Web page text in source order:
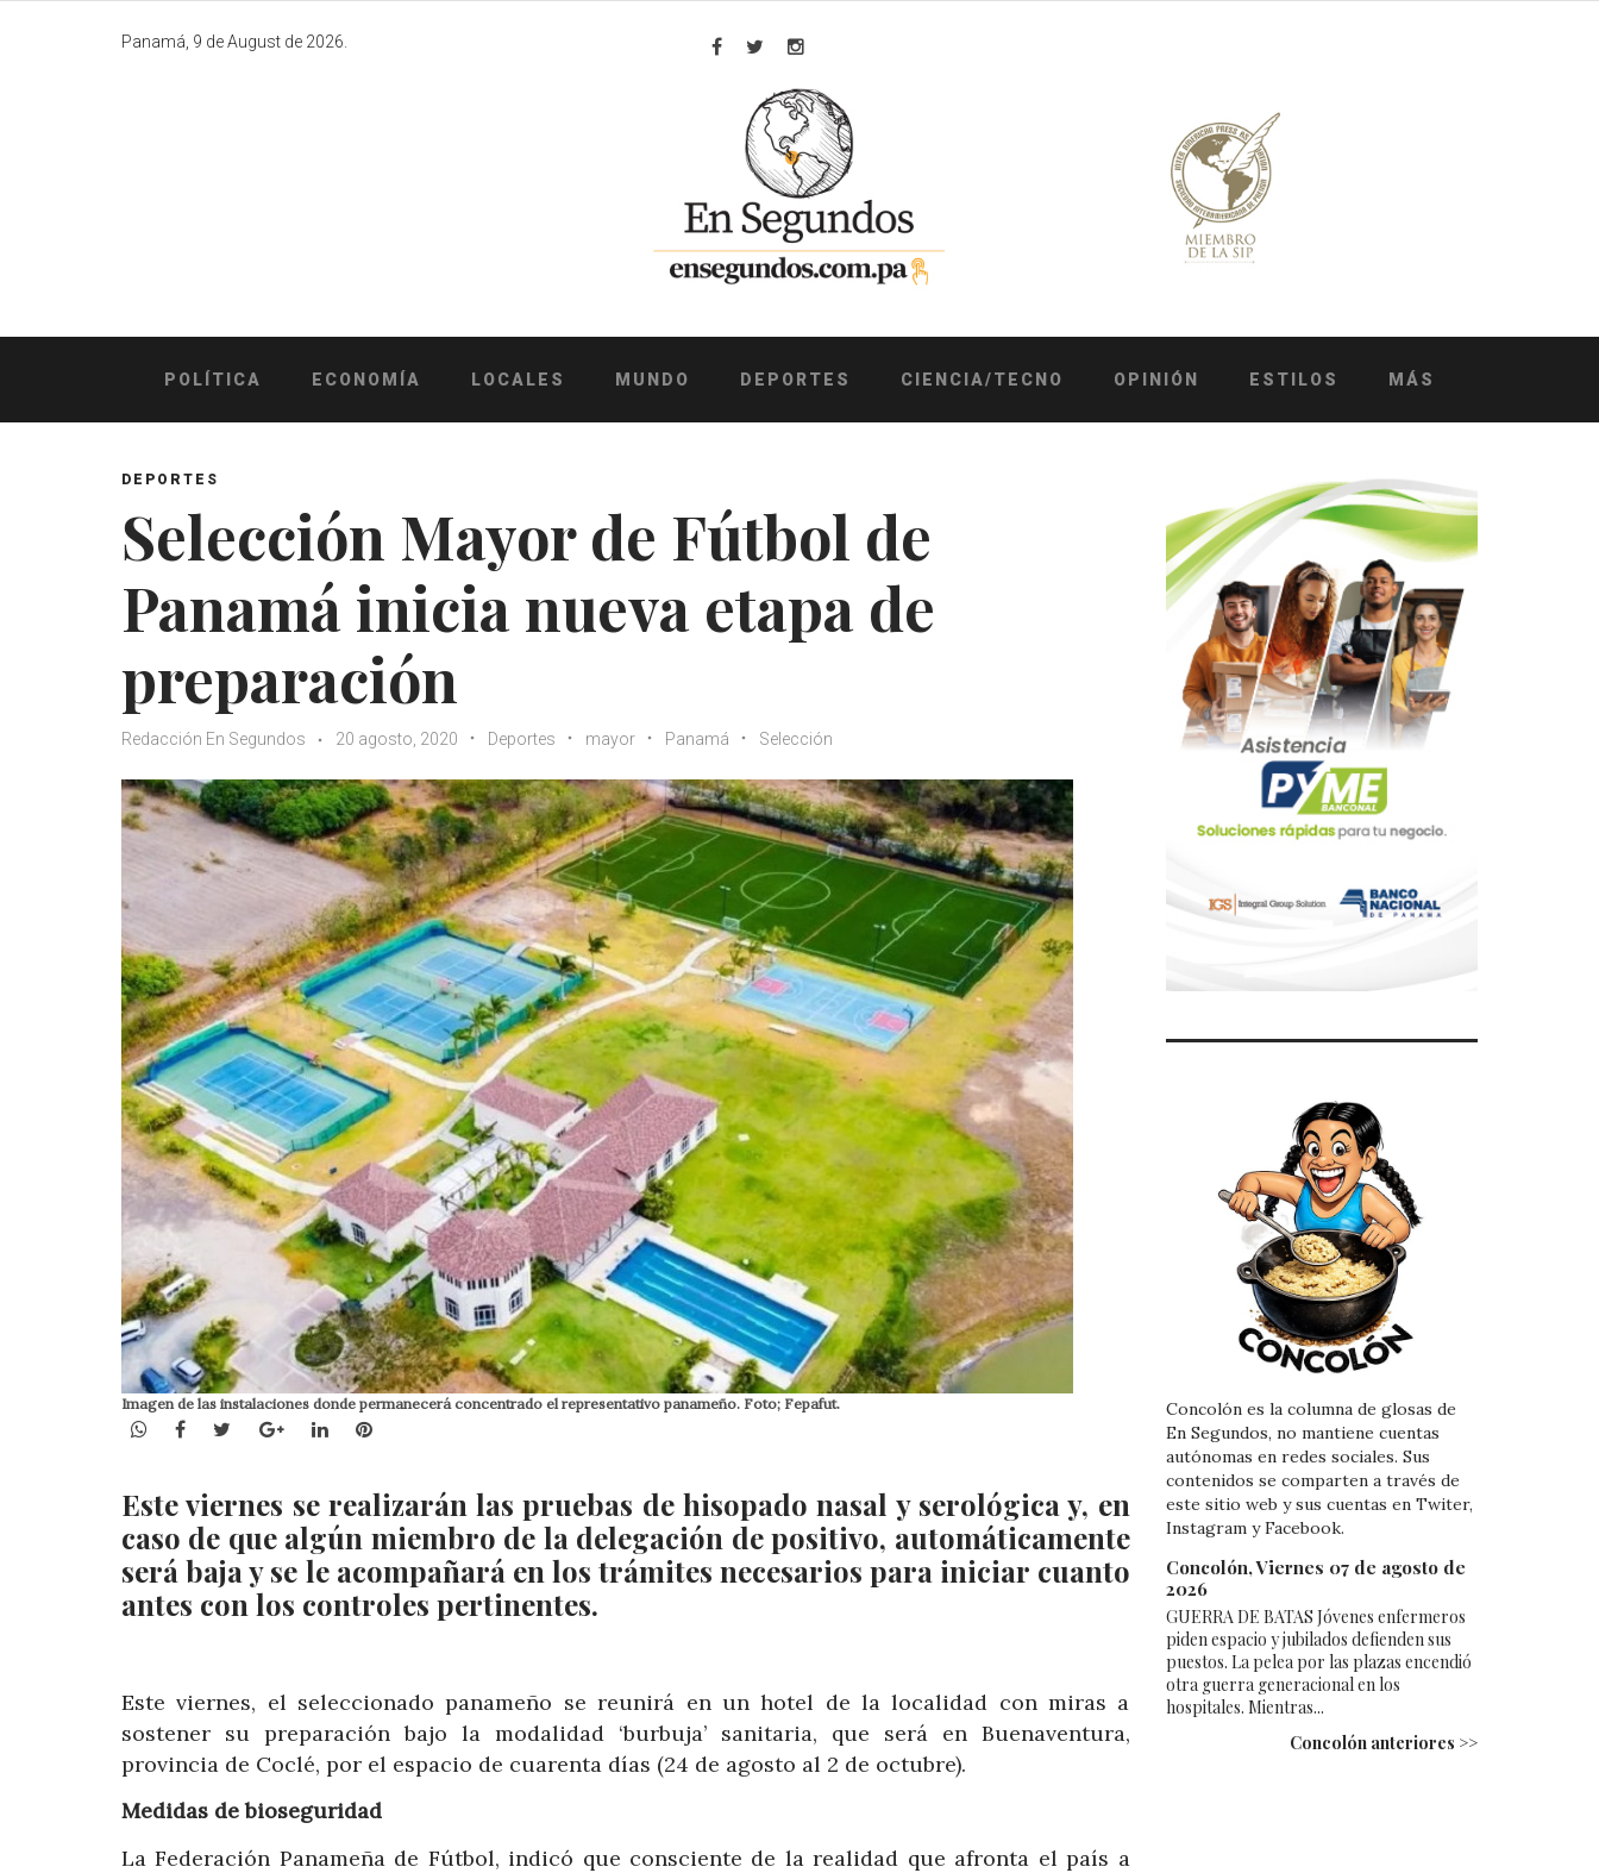
Panamá, 9 de August de 2026.
Facebook
TwitterInstagram
POLÍTICA ECONOMÍA LOCALES MUNDO DEPORTES CIENCIA/TECNO OPINIÓN ESTILOS MÁS
DEPORTES
Selección Mayor de Fútbol de
Panamá inicia nueva etapa de
preparación
Redacción En Segundos 20 agosto, 2020 Deportes mayor Panamá Selección
Imagen de las instalaciones donde permanecerá concentrado el representativo panameño. Foto; Fepafut.
WhatsApp
Facebook
TwitterGoogle+LinkedInPinterest
Este viernes se realizarán las pruebas de hisopado nasal y serológica y, en
caso de que algún miembro de la delegación de positivo, automáticamente
será baja y se le acompañará en los trámites necesarios para iniciar cuanto
antes con los controles pertinentes.
Este viernes, el seleccionado panameño se reunirá en un hotel de la localidad con miras a
sostener su preparación bajo la modalidad ‘burbuja’ sanitaria, que será en Buenaventura,
provincia de Coclé, por el espacio de cuarenta días (24 de agosto al 2 de octubre).
Medidas de bioseguridad
La Federación Panameña de Fútbol, indicó que consciente de la realidad que afronta el país a
Concolón es la columna de glosas de
En Segundos, no mantiene cuentas
autónomas en redes sociales. Sus
contenidos se comparten a través de
este sitio web y sus cuentas en Twiter,
Instagram y Facebook.
Concolón, Viernes 07 de agosto de
2026
GUERRA DE BATAS Jóvenes enfermeros
piden espacio y jubilados defienden sus
puestos. La pelea por las plazas encendió
otra guerra generacional en los
hospitales. Mientras...
Concolón anteriores >>